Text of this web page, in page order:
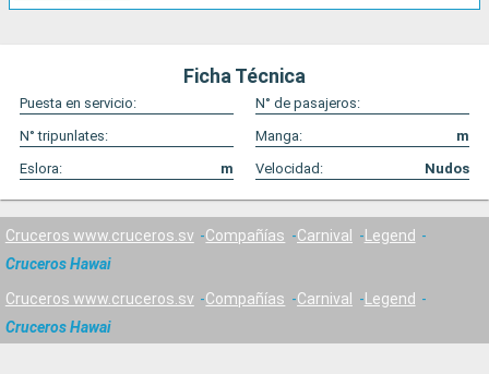
Ficha Técnica
Puesta en servicio:
N° de pasajeros:
N° tripunlates:
Manga:
m
Eslora:
m Velocidad: Nudos
Cruceros www.cruceros.sv Compañías Carnival
Legend
Cruceros Hawai
Cruceros www.cruceros.sv Compañías Carnival
Legend
Cruceros Hawai